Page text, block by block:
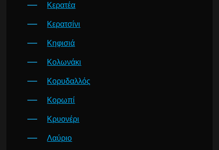
Κερατέα
Κερατσίνι
Κηφισιά
Κολωνάκι
Κορυδαλλός
Κορωπί
Κρυονέρι
Λαύριο